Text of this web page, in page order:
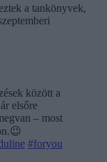
a tankönyvek,
között a
elsőre
– most
#foryou